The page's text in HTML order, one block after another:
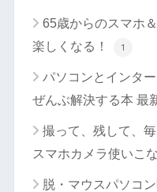
65歳からのスマホ
楽しくなる！
1
パソコンとインタ
ぜんぶ解決する本 最
撮って、残して、
スマホカメラ使いこ
脱・マウスパソコ